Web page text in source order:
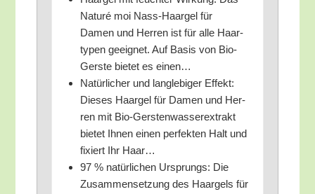
Natu­ré moi Nass-Haar­gel für
Damen und Her­ren ist für alle Haar­
ty­pen geeig­net. Auf Basis von Bio-
Gers­te bie­tet es einen…
Natür­li­cher und lang­le­bi­ger Effekt:
Die­ses Haar­gel für Damen und Her­
ren mit Bio-Gers­ten­was­ser­ex­trakt
bie­tet Ihnen einen per­fek­ten Halt und
fixiert Ihr Haar…
97 % natür­li­chen Ursprungs: Die
Zusam­men­set­zung des Haar­gels für